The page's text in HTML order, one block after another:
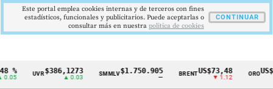
Cintillo
% UVR$386,1273
▲ 0.03
SMMLV $1.750.905 BRENTUS$73,48
▼ 1.12
ORO
Este portal emplea cookies internas y de terceros con fines
estadísticos, funcionales y publicitarios. Puede aceptarlas o
consultar más en nuestra politica de cookies
CONTINUAR